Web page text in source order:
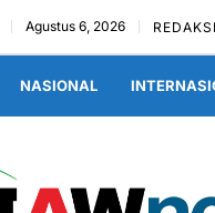
Agustus 6, 2026
NASIONAL